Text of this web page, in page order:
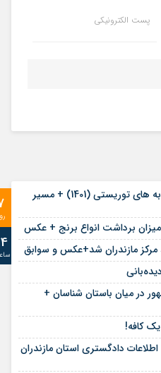
پست الکترونیکی
نقشه گردشگری مازندران و جاذبه های توریستی (1401) + مسیر
میزان برداشت انواع برنج + عکس
مرکز مازندران شد+عکس و سوابق
در میان باستان شناسان +
یک کافه!
دادگستری استان مازندران